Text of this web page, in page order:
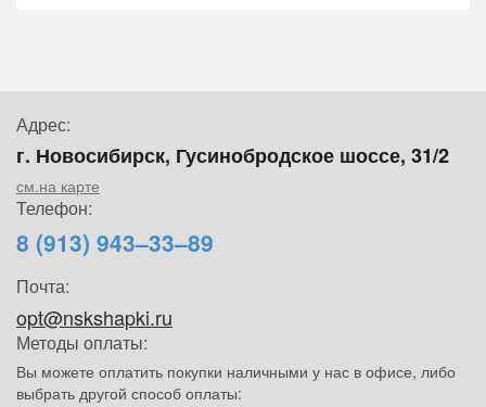
Адрес:
г. Новосибирск, Гусинобродское шоссе, 31/2
см.на карте
Телефон:
8 (913) 943–33–89
Почта:
opt@nskshapki.ru
Методы оплаты:
Вы можете оплатить покупки наличными у нас в офисе, либо
выбрать другой способ оплаты: